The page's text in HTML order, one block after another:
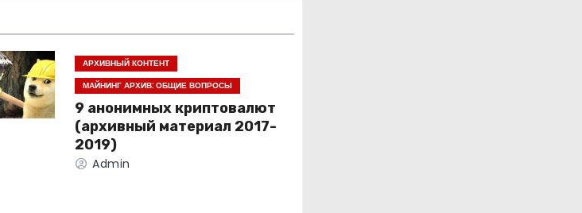
АРХИВНЫЙ КОНТЕНТ
МАЙНИНГ АРХИВ: ОБЩИЕ ВОПРОСЫ
9 анонимных криптовалют
(архивный материал 2017-
2019)
Admin